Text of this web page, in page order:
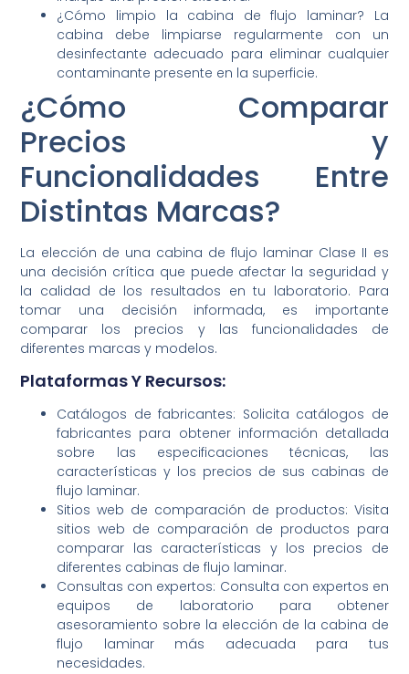
¿Cómo limpio la cabina de flujo laminar? La
cabina debe limpiarse regularmente con un
desinfectante adecuado para eliminar cualquier
contaminante presente en la superficie.
¿Cómo Comparar
Precios y
Funcionalidades Entre
Distintas Marcas?
La elección de una cabina de flujo laminar Clase II es
una decisión crítica que puede afectar la seguridad y
la calidad de los resultados en tu laboratorio. Para
tomar una decisión informada, es importante
comparar los precios y las funcionalidades de
diferentes marcas y modelos.
Plataformas Y Recursos:
Catálogos de fabricantes: Solicita catálogos de
fabricantes para obtener información detallada
sobre las especificaciones técnicas, las
características y los precios de sus cabinas de
flujo laminar.
Sitios web de comparación de productos: Visita
sitios web de comparación de productos para
comparar las características y los precios de
diferentes cabinas de flujo laminar.
Consultas con expertos: Consulta con expertos en
equipos de laboratorio para obtener
asesoramiento sobre la elección de la cabina de
flujo laminar más adecuada para tus
necesidades.